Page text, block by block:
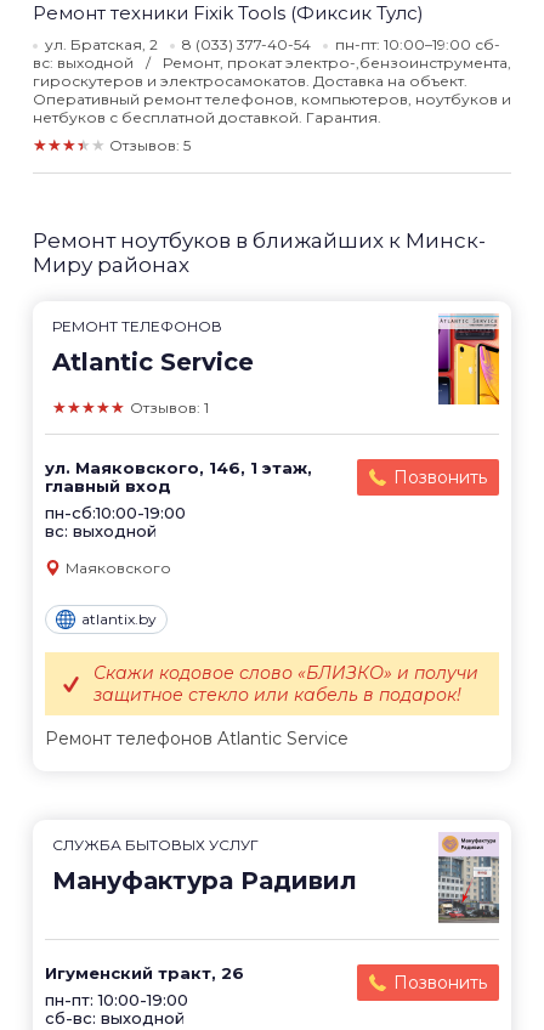
Ремонт техники Fixik Tools (Фиксик Тулс)
ул. Братская, 2 8 (033) 377-40-54
пн-пт: 10:00–19:00 сб-
вс: выходной
Ремонт, прокат электро-,бензоинструмента,
гироскутеров и электросамокатов. Доставка на объект.
Оперативный ремонт телефонов, компьютеров, ноутбуков и
нетбуков с бесплатной доставкой. Гарантия.
★★★★★ Отзывов: 5
Ремонт ноутбуков в ближайших к Минск-
Миру районах
РЕМОНТ ТЕЛЕФОНОВ
Atlantic Service
★★★★★ Отзывов: 1
ул. Маяковского, 146, 1 этаж,
главный вход
пн-сб:10:00-19:00
вс: выходной
Позвонить
Маяковского
atlantix.by
Ремонт телефонов Atlantic Service
Скажи кодовое слово «БЛИЗКО» и получи
защитное стекло или кабель в подарок!
СЛУЖБА БЫТОВЫХ УСЛУГ
Мануфактура Радивил
Игуменский тракт, 26
пн-пт: 10:00-19:00
сб-вс: выходной
Позвонить